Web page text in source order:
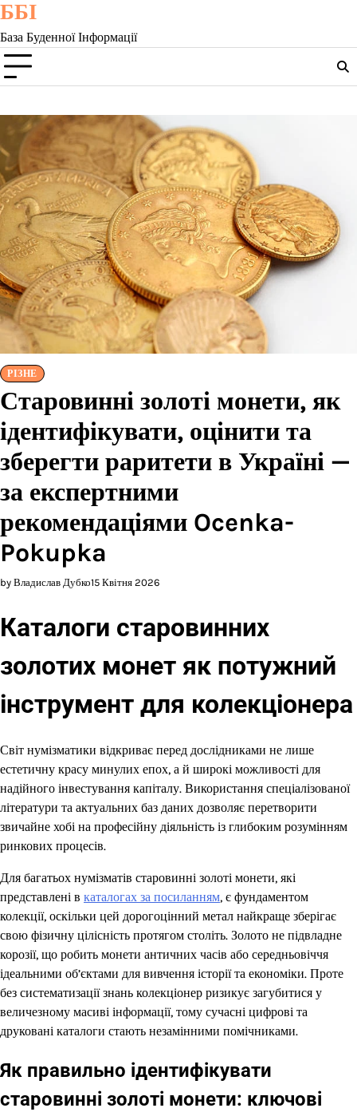
Skip
content
ББІ
База Буденної Інформації
РІЗНЕ
Старовинні золоті монети, як
ідентифікувати, оцінити та
зберегти раритети в Україні —
за експертними
рекомендаціями Ocenka-
Pokupka
by Владислав Дубко15 Квітня 2026
Каталоги старовинних
золотих монет як потужний
інструмент для колекціонера
Світ нумізматики відкриває перед дослідниками не лише
естетичну красу минулих епох, а й широкі можливості для
надійного інвестування капіталу. Використання спеціалізованої
літератури та актуальних баз даних дозволяє перетворити
звичайне хобі на професійну діяльність із глибоким розумінням
ринкових процесів.
Для багатьох нумізматів старовинні золоті монети, які
представлені в каталогах за посиланням, є фундаментом
колекції, оскільки цей дорогоцінний метал найкраще зберігає
свою фізичну цілісність протягом століть. Золото не підвладне
корозії, що робить монети античних часів або середньовіччя
ідеальними об’єктами для вивчення історії та економіки. Проте
без систематизації знань колекціонер ризикує загубитися у
величезному масиві інформації, тому сучасні цифрові та
друковані каталоги стають незамінними помічниками.
Як правильно ідентифікувати
старовинні золоті монети: ключові